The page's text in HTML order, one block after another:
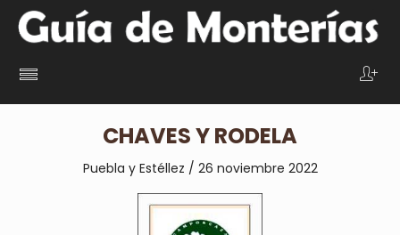
CHAVES Y RODELA
Puebla y Estéllez / 26 noviembre 2022